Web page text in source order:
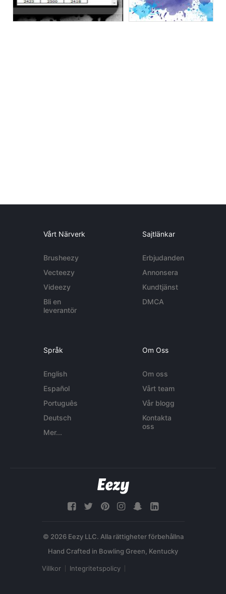
Vårt Närverk
Brusheezy
Vecteezy
Videezy
Bli en
leverantör
Sajtlänkar
Erbjudanden
Annonsera
Kundtjänst
DMCA
Språk
English
Español
Português
Deutsch
Mer...
Om Oss
Om oss
Vårt team
Vår blogg
Kontakta
oss
© 2026 Eezy LLC. Alla rättigheter förbehållna
Villkor Integritetspolicy